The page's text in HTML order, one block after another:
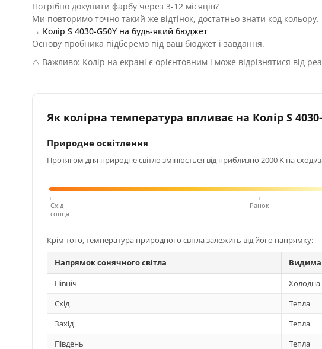
Потрібно докупити фарбу через 3-12 місяців?
Ми повторимо точно такий же відтінок, достатньо знати код кольору.
→ Колір S 4030-G50Y на будь-який бюджет
Основу пробника підберемо під ваш бюджет і завдання.
⚠️ Важливо: Колір на екрані є орієнтовним і може відрізнятися від
Як колірна температура впливає на Колір S
Природне освітлення
Протягом дня природне світло змінюється від приблизно 2000 K на сході/
Схід
сонця
Ранок
Крім того, температура природного світла залежить від його напрямку:
Напрямок сонячного світла Видима
Північ
Холодна
Схід
Тепла
Захід
Тепла
Південь
Тепла